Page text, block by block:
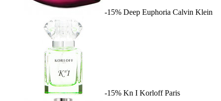
-15% Deep Euphoria Calvin Klein
-15% Kn I Korloff Paris